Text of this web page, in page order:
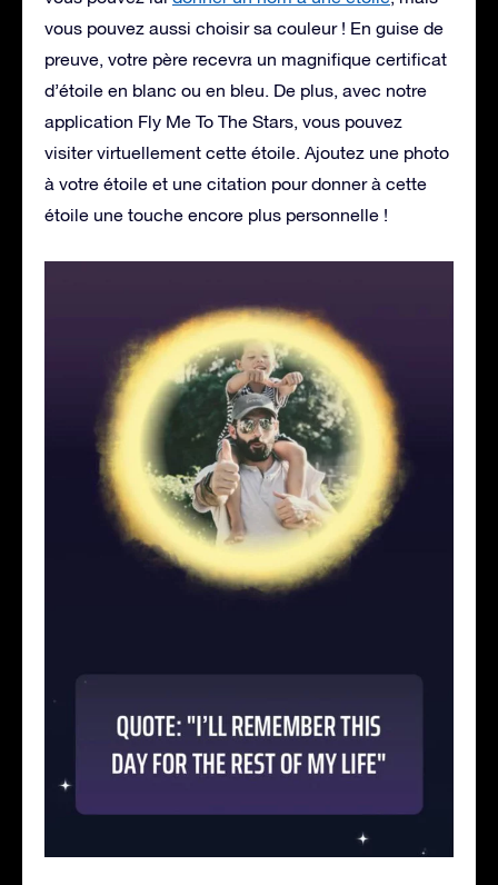
vous pouvez aussi choisir sa couleur ! En guise de
preuve, votre père recevra un magnifique certificat
d’étoile en blanc ou en bleu. De plus, avec notre
application Fly Me To The Stars, vous pouvez
visiter virtuellement cette étoile. Ajoutez une photo
à votre étoile et une citation pour donner à cette
étoile une touche encore plus personnelle !